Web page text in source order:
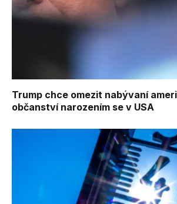
Trump chce omezit nabývaní
občanství narozením se v USA